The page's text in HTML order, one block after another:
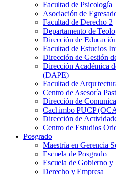
Facultad de Psicología
Asociación de
Facultad de Derecho 2
Departamento de
Dirección de
Facultad de Estudios
Dirección de Gestión
Dirección Académica
(DAPE)
Facultad de
Centro de Asesoría
Dirección de
Cachimbo PUCP
Dirección de
Centro de Estudios
Posgrado
Maestría en Gerencia
Escuela de Posgrado
Escuela de Gobierno y
Derecho y Empresa